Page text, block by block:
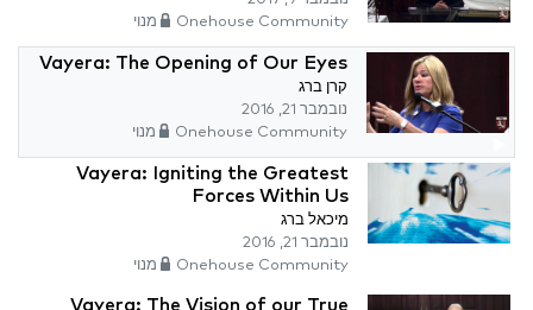
Onehouse Community מנוי
Vayera: The Opening of Our Eyes
קרן ברג
נובמבר 21, 2016
Onehouse Community מנוי
Vayera: Igniting the Greatest
Forces Within Us
מיכאל ברג
נובמבר 21, 2016
Onehouse Community מנוי
Vayera: The Vision of our True